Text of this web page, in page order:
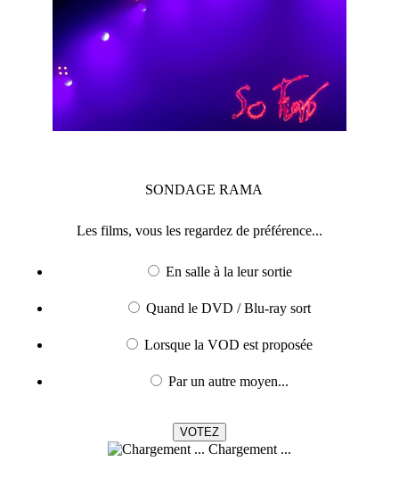
SONDAGE RAMA
Les films, vous les regardez de préférence...
En salle à la leur sortie
Quand le DVD / Blu-ray sort
Lorsque la VOD est proposée
Par un autre moyen...
Chargement ...